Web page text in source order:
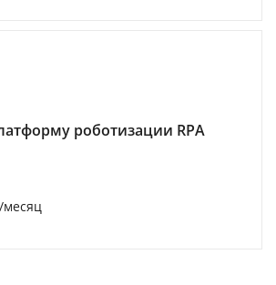
роботизации RPA
месяц